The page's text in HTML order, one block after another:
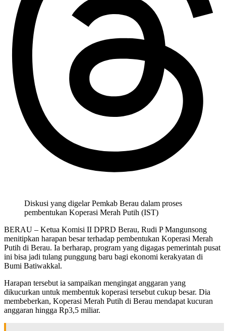
Diskusi yang digelar Pemkab Berau dalam proses
pembentukan Koperasi Merah Putih (IST)
BERAU – Ketua Komisi II DPRD Berau, Rudi P Mangunsong
menitipkan harapan besar terhadap pembentukan Koperasi Merah
Putih di Berau. Ia berharap, program yang digagas pemerintah pusat
ini bisa jadi tulang punggung baru bagi ekonomi kerakyatan di
Bumi Batiwakkal.
Harapan tersebut ia sampaikan mengingat anggaran yang
dikucurkan untuk membentuk koperasi tersebut cukup besar. Dia
membeberkan, Koperasi Merah Putih di Berau mendapat kucuran
anggaran hingga Rp3,5 miliar.